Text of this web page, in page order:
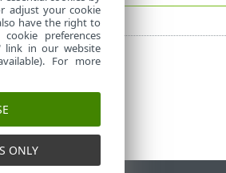
adjust your cookie
have the right to
preferences
link in our website
For more
ONLY